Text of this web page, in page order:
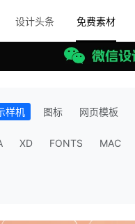
设计头条 免费素材
样机 图标 网页模板
XD FONTS MAC